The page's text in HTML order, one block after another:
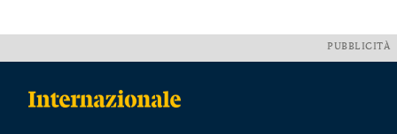
PUBBLICITÀ